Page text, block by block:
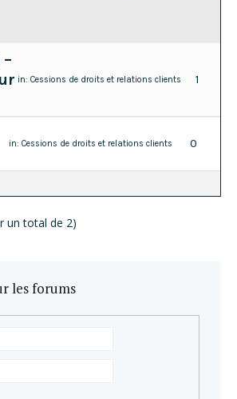
in: Cessions de droits et relations clients 1
in:Cessions de droits et relations clients 0
un total de 2)
les forums